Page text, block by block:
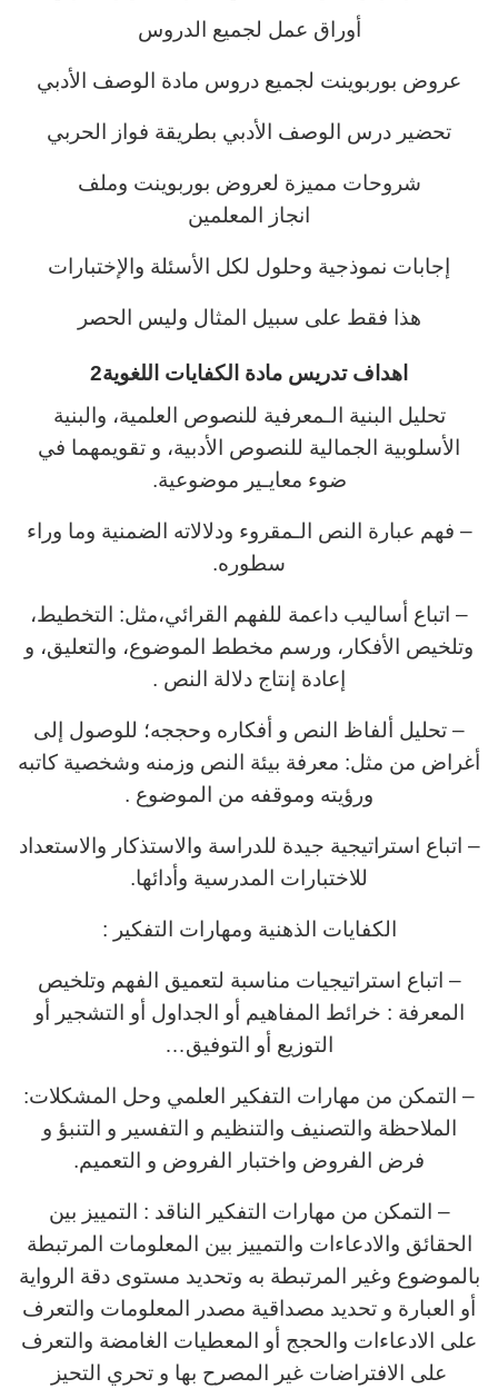
أوراق عمل لجميع الدروس
عروض بوربوينت لجميع دروس مادة الوصف الأدبي
تحضير درس الوصف الأدبي بطريقة فواز الحربي
شروحات مميزة لعروض بوربوينت وملف
انجاز المعلمين
إجابات نموذجية وحلول لكل الأسئلة والإختبارات
هذا فقط على سبيل المثال وليس الحصر
اهداف تدريس مادة الكفايات اللغوية2
تحليل البنية الـمعرفية للنصوص العلمية، والبنية
الأسلوبية الجمالية للنصوص الأدبية، و تقويمهما في
ضوء معايـير موضوعية.
– فهم عبارة النص الـمقروء ودلالاته الضمنية وما وراء
سطوره.
– اتباع أساليب داعمة للفهم القرائي،مثل: التخطيط،
وتلخيص الأفكار، ورسم مخطط الموضوع، والتعليق، و
إعادة إنتاج دلالة النص .
– تحليل ألفاظ النص و أفكاره وحججه؛ للوصول إلى
أغراض من مثل: معرفة بيئة النص وزمنه وشخصية كاتبه
ورؤيته وموقفه من الموضوع .
– اتباع استراتيجية جيدة للدراسة والاستذكار والاستعداد
للاختبارات المدرسية وأدائها.
الكفايات الذهنية ومهارات التفكير :
– اتباع استراتيجيات مناسبة لتعميق الفهم وتلخيص
المعرفة : خرائط المفاهيم أو الجداول أو التشجير أو
التوزيع أو التوفيق…
– التمكن من مهارات التفكير العلمي وحل المشكلات:
الملاحظة والتصنيف والتنظيم و التفسير و التنبؤ و
فرض الفروض واختبار الفروض و التعميم.
– التمكن من مهارات التفكير الناقد : التمييز بين
الحقائق والادعاءات والتمييز بين المعلومات المرتبطة
بالموضوع وغير المرتبطة به وتحديد مستوى دقة الرواية
أو العبارة و تحديد مصداقية مصدر المعلومات والتعرف
على الادعاءات والحجج أو المعطيات الغامضة والتعرف
على الافتراضات غير المصرح بها و تحري التحيز